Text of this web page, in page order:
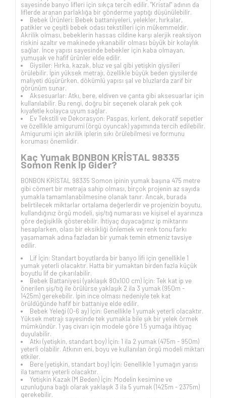
sayesinde banyo lifleri için sıkça tercih edilir. "Kristal" adının da
liflerde aranan parlaklığa bir gönderme yaptığı düşünülebilir.
Bebek Ürünleri: Bebek battaniyeleri, yelekler, hırkalar,
patikler ve çeşitli bebek odası tekstilleri için mükemmeldir.
Akrilik olması, bebeklerin hassas cildine karşı alerjik reaksiyon
riskini azaltır ve makinede yıkanabilir olması büyük bir kolaylık
sağlar. İnce yapısı sayesinde bebekler için kaba olmayan,
yumuşak ve hafif ürünler elde edilir.
Giysiler: Hırka, kazak, bluz ve şal gibi yetişkin giysileri
örülebilir. İpin yüksek metrajı, özellikle büyük beden giysilerde
maliyeti düşürürken, dökümlü yapısı şal ve bluzlarda zarif bir
görünüm sunar.
Aksesuarlar: Atkı, bere, eldiven ve çanta gibi aksesuarlar için
kullanılabilir. Bu rengi, doğru bir seçenek olarak pek çok
kıyafetle kolayca uyum sağlar.
Ev Tekstili ve Dekorasyon: Paspas, kırlent, dekoratif sepetler
ve özellikle amigurumi (örgü oyuncak) yapımında tercih edilebilir.
Amigurumi için akrilik iplerin sıkı örülebilmesi ve formunu
koruması önemlidir.
Kaç Yumak BONBON KRİSTAL 98335
Somon Renk İp Gider?
BONBON KRİSTAL 98335 Somon ipinin yumak başına 475 metre
gibi cömert bir metraja sahip olması, birçok projenin az sayıda
yumakla tamamlanabilmesine olanak tanır. Ancak, burada
belirtilecek miktarlar ortalama değerlerdir ve projenizin boyutu,
kullandığınız örgü modeli, şiş/tığ numarası ve kişisel el ayarınıza
göre değişiklik gösterebilir. İhtiyaç duyacağınız ip miktarını
hesaplarken, olası bir eksikliği önlemek ve renk tonu farkı
yaşamamak adına fazladan bir yumak temin etmeniz tavsiye
edilir.
Lif İçin: Standart boyutlarda bir banyo lifi için genellikle 1
yumak yeterli olacaktır. Hatta bir yumaktan birden fazla küçük
boyutlu lif de çıkarılabilir.
Bebek Battaniyesi (yaklaşık 80x100 cm) İçin: Tek kat ip ve
önerilen şiş/tığ ile örülürse yaklaşık 2 ila 3 yumak (950m -
1425m) gerekebilir. İpin ince olması nedeniyle tek kat
örüldüğünde hafif bir battaniye elde edilir.
Bebek Yeleği (0-6 ay) İçin: Genellikle 1 yumak yeterli olacaktır.
Yüksek metrajı sayesinde tek yumakla bile şık bir yelek örmek
mümkündür. 1 yaş civarı için modele göre 1.5 yumağa ihtiyaç
duyulabilir.
Atkı (yetişkin, standart boy) İçin: 1 ila 2 yumak (475m - 950m)
yeterli olabilir. Atkının eni, boyu ve kullanılan örgü modeli miktarı
etkiler.
Bere (yetişkin, standart boy) İçin: Genellikle 1 yumağın yarısı
ila tamamı yeterli olacaktır.
Yetişkin Kazak (M Beden) İçin: Modelin kesimine ve
uzunluğuna bağlı olarak yaklaşık 3 ila 5 yumak (1425m - 2375m)
gerekebilir.